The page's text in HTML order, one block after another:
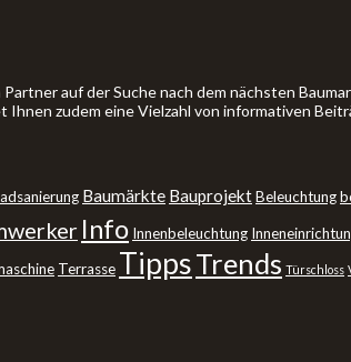
auf der Suche nach dem nächsten
zudem eine Vielzahl von informativen
Baumärkte BauprojektBeleuchtung
Info Innenbeleuchtung
Terrasse TippsTrends Türschloss